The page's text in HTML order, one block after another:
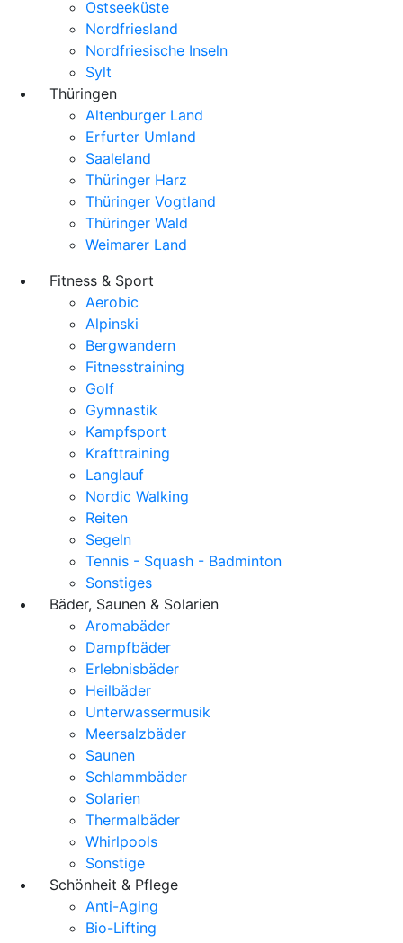
Ostseeküste
Nordfriesland
Nordfriesische Inseln
Sylt
Thüringen
Altenburger Land
Erfurter Umland
Saaleland
Thüringer Harz
Thüringer Vogtland
Thüringer Wald
Weimarer Land
Fitness & Sport
Aerobic
Alpinski
Bergwandern
Fitnesstraining
Golf
Gymnastik
Kampfsport
Krafttraining
Langlauf
Nordic Walking
Reiten
Segeln
Tennis - Squash - Badminton
Sonstiges
Bäder, Saunen & Solarien
Aromabäder
Dampfbäder
Erlebnisbäder
Heilbäder
Unterwassermusik
Meersalzbäder
Saunen
Schlammbäder
Solarien
Thermalbäder
Whirlpools
Sonstige
Schönheit & Pflege
Anti-Aging
Bio-Lifting